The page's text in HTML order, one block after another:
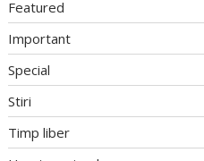
Featured
Important
Special
Stiri
Timp liber